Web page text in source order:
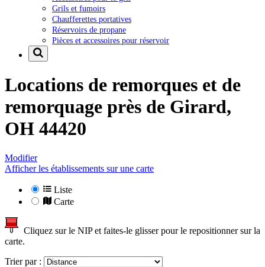
Grils et fumoirs
Chaufferettes portatives
Réservoirs de propane
Pièces et accessoires pour réservoir
Locations de remorques et de
remorquage près de Girard,
OH 44420
Modifier
Afficher les établissements sur une carte
Liste
Carte
Cliquez sur le NIP et faites-le glisser pour le repositionner sur la
carte.
Trier par :